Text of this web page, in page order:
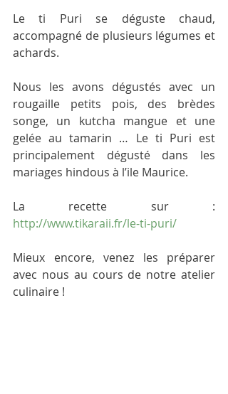
Le ti Puri se déguste chaud,
accompagné de plusieurs légumes et
achards.
Nous les avons dégustés avec un
rougaille petits pois, des brèdes
songe, un kutcha mangue et une
gelée au tamarin … Le ti Puri est
principalement dégusté dans les
mariages hindous à l’ile Maurice.
http://www.tikaraii.fr/le-ti-puri/
Mieux encore, venez les préparer
avec nous au cours de notre atelier
culinaire !